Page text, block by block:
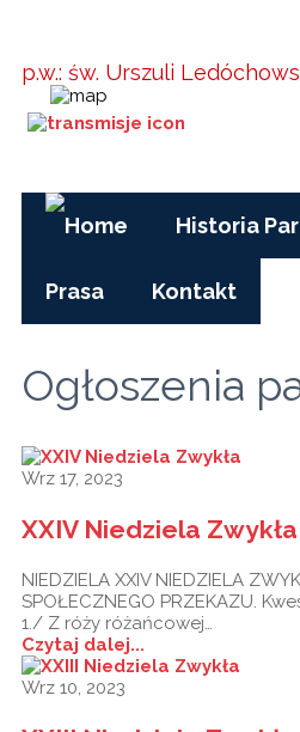
p.w.: św. Urszuli
Historia
Prasa Kontakt
Ogłoszenia
Wrz 17, 2023
XXIV Niedziela Zwykła
NIEDZIELA XXIV NIEDZIELA
SPOŁECZNEGO PRZEKAZU.
1./ Z róży różańcowej…
Czytaj dalej...
Wrz 10, 2023